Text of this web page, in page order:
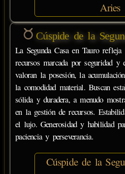
Aries
Cúspide de la
La Segunda Casa en Tauro
recursos marcada por seguridad y
valoran la posesión, la
la comodidad material. Buscan
sólida y duradera, a menudo
en la gestión de recursos.
el lujo. Generosidad y habilidad
paciencia y perseverancia.
Cúspide de la